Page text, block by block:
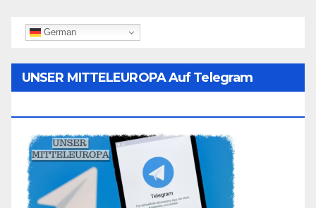
German
UNSER MITTELEUROPA Auf Telegram